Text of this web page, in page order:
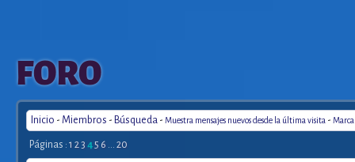
The
Origins
FORO
Inicio - Miembros - Búsqueda - Muestra mensajes nuevos desde la última visita - Marca
Páginas : 1 23 45 6 ... 20